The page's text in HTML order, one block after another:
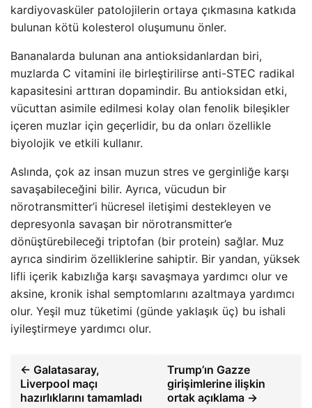
kardiyovasküler patolojilerin ortaya çıkmasına katkıda
bulunan kötü kolesterol oluşumunu önler.
Bananalarda bulunan ana antioksidanlardan biri,
muzlarda C vitamini ile birleştirilirse anti-STEC radikal
kapasitesini arttıran dopamindir. Bu antioksidan etki,
vücuttan asimile edilmesi kolay olan fenolik bileşikler
içeren muzlar için geçerlidir, bu da onları özellikle
biyolojik ve etkili kullanır.
Aslında, çok az insan muzun stres ve gerginliğe karşı
savaşabileceğini bilir. Ayrıca, vücudun bir
nörotransmitter’i hücresel iletişimi destekleyen ve
depresyonla savaşan bir nörotransmitter’e
dönüştürebileceği triptofan (bir protein) sağlar. Muz
ayrıca sindirim özelliklerine sahiptir. Bir yandan, yüksek
lifli içerik kabızlığa karşı savaşmaya yardımcı olur ve
aksine, kronik ishal semptomlarını azaltmaya yardımcı
olur. Yeşil muz tüketimi (günde yaklaşık üç) bu ishali
iyileştirmeye yardımcı olur.
← Galatasaray,
Liverpool maçı
hazırlıklarını tamamladı
Trump’ın Gazze
girişimlerine ilişkin
ortak açıklama →